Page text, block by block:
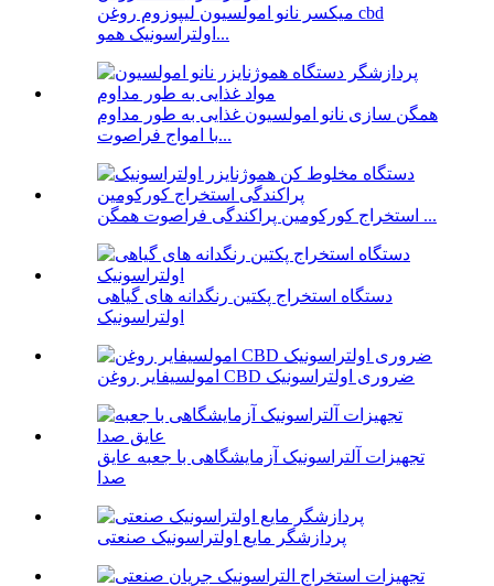
میکسر نانو امولسیون لیپوزوم روغن cbd
اولتراسونیک همو...
همگن سازی نانو امولسیون غذایی به طور مداوم
با امواج فراصوت...
استخراج کورکومین پراکندگی فراصوت همگن ...
دستگاه استخراج پکتین رنگدانه های گیاهی
اولتراسونیک
امولسیفایر روغن CBD ضروری اولتراسونیک
تجهیزات آلتراسونیک آزمایشگاهی با جعبه عایق
صدا
پردازشگر مایع اولتراسونیک صنعتی